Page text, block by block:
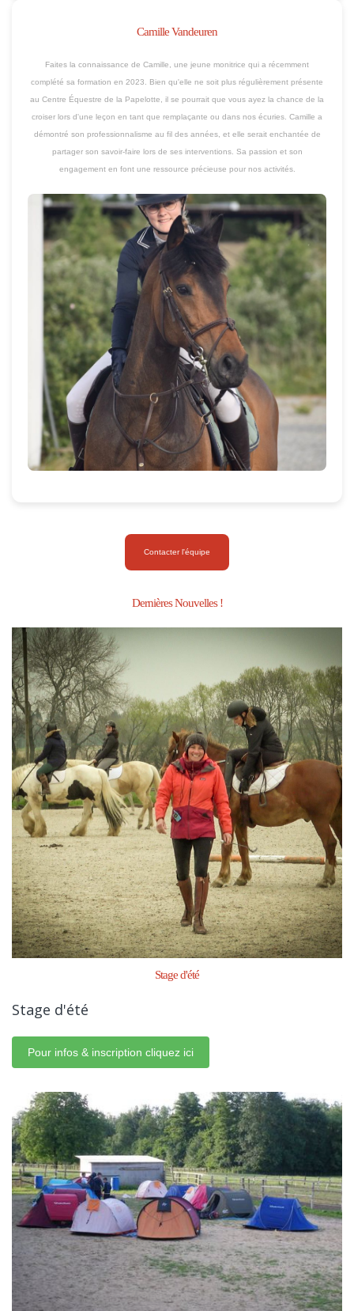
Camille Vandeuren
Faites la connaissance de Camille, une jeune monitrice qui a récemment
complété sa formation en 2023. Bien qu'elle ne soit plus régulièrement présente
au Centre Équestre de la Papelotte, il se pourrait que vous ayez la chance de la
croiser lors d'une leçon en tant que remplaçante ou dans nos écuries. Camille a
démontré son professionnalisme au fil des années, et elle serait enchantée de
partager son savoir-faire lors de ses interventions. Sa passion et son
engagement en font une ressource précieuse pour nos activités.
Contacter l'équipe
Dernières Nouvelles !
Stage d'été
Stage d'été
Pour infos & inscription cliquez ici